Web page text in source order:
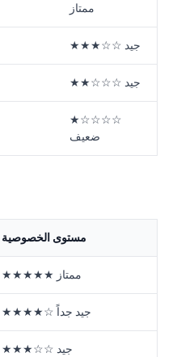
ممتاز
★★★☆☆ جيد
★★☆☆☆ جيد
★☆☆☆☆
ضعيف
مستوى الخصوصية
★★★★★ ممتاز
★★★★☆ جيد جداً
★★★☆☆ جيد